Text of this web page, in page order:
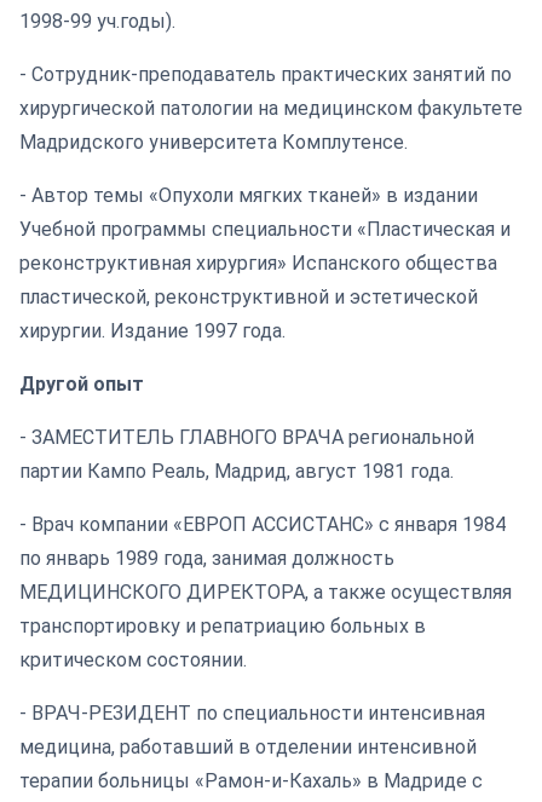
1998-99 уч.годы).
- Сотрудник-преподаватель практических занятий по
хирургической патологии на медицинском факультете
Мадридского университета Комплутенсе.
- Автор темы «Опухоли мягких тканей» в издании
Учебной программы специальности «Пластическая и
реконструктивная хирургия» Испанского общества
пластической, реконструктивной и эстетической
хирургии. Издание 1997 года.
Другой опыт
- ЗАМЕСТИТЕЛЬ ГЛАВНОГО ВРАЧА региональной
партии Кампо Реаль, Мадрид, август 1981 года.
- Врач компании «ЕВРОП АССИСТАНС» с января 1984
по январь 1989 года, занимая должность
МЕДИЦИНСКОГО ДИРЕКТОРА, а также осуществляя
транспортировку и репатриацию больных в
критическом состоянии.
- ВРАЧ-РЕЗИДЕНТ по специальности интенсивная
медицина, работавший в отделении интенсивной
терапии больницы «Рамон-и-Кахаль» в Мадриде с